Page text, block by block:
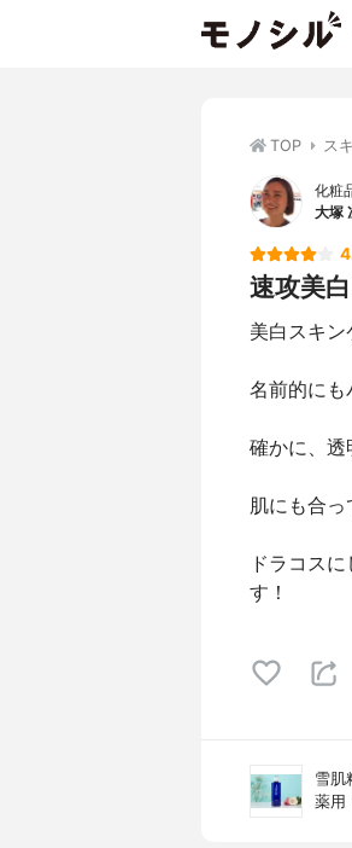
TOP ス
化粧
大塚
速攻美
美白スキン
名前的にも
確かに、透
肌にも合っ
ドラコス
す！
雪肌
薬用